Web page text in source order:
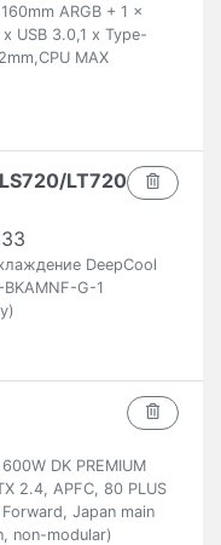
ARGB + 1 x
USB 3.0,1 x Type-
MAX
LT720
DeepCool
G-1
DK PREMIUM
2.4, APFC, 80 PLUS
Japan main
non-modular)